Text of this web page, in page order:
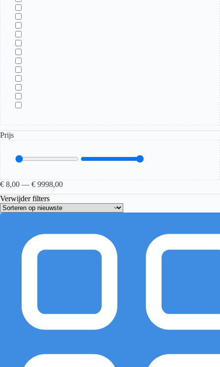
Prijs
€ 8,00 — € 9998,00
Verwijder filters